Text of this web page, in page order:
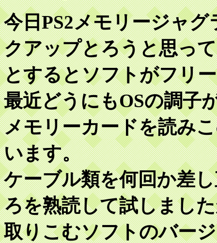
今日PS2メモリージャ
クアップとろうと思っ
とするとソフトがフリ
最近どうにもOSの調子
メモリーカードを読み
います。
ケーブル類を何回か差
ろを熟読して試しまし
取りこむソフトのバー